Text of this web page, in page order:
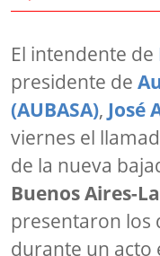
El intendente de
presidente de
(AUBASA), José
viernes el
de la nueva
Buenos Aires-
presentaron los
durante un acto